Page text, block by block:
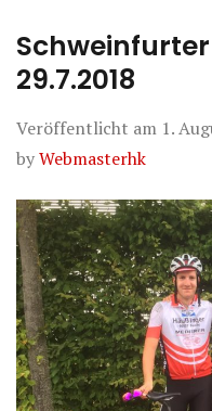
29.7.2018
Veröffentlicht am 1.
byWebmasterhk